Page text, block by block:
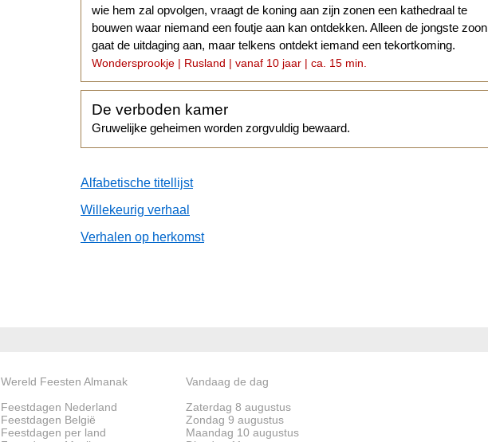
wie hem zal opvolgen, vraagt de koning aan zijn zonen een kathedraal te
bouwen waar niemand een foutje aan kan ontdekken. Alleen de jongste zoon
gaat de uitdaging aan, maar telkens ontdekt iemand een tekortkoming.
Wondersprookje | Rusland | vanaf 10 jaar | ca. 15 min.
De verboden kamer
Gruwelijke geheimen worden zorgvuldig bewaard.
Alfabetische titellijst
Willekeurig verhaal
Verhalen op herkomst
Wereld Feesten Almanak
Feestdagen Nederland
Feestdagen België
Feestdagen per land
Vandaag de dag
Zaterdag 8 augustus
Zondag 9 augustus
Maandag 10 augustus